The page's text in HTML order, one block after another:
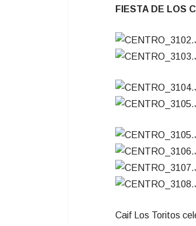
FIESTA DE LOS
Caif Los Toritos